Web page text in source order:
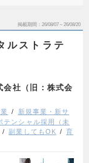
掲載期間 26/08/07～26/08/20
ルストラテ
会社（旧：株式会
新規事業・新サ
テンシャル採用（未
副業してもOK
育